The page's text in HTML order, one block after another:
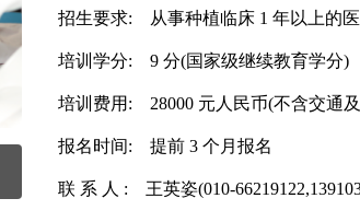
招生要求: 从事种植临床 1 年以上的
培训学分: 9 分(国家级继续教育学分)
培训费用: 28000 元人民币(不含交通
报名时间: 提前 3 个月报名
联 系 人 : 王英姿(010-